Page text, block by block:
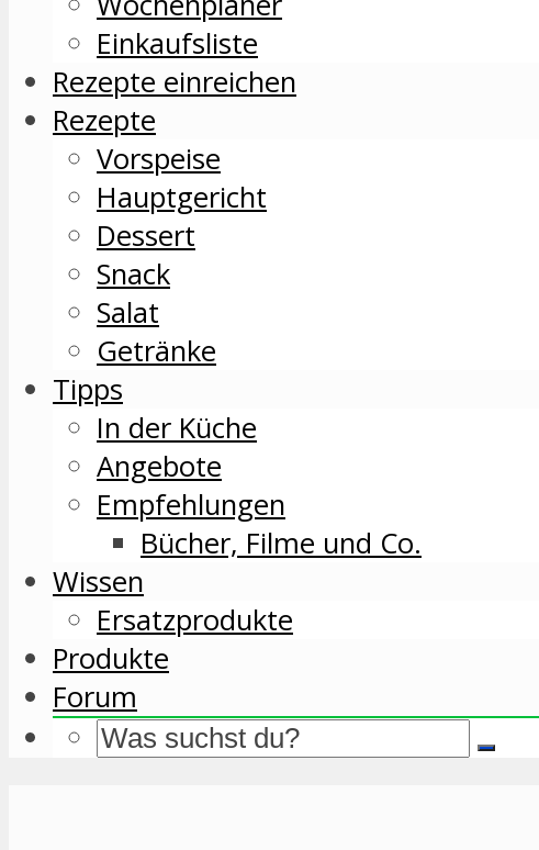
Einkaufsliste
Rezepte einreichen
Rezepte
Vorspeise
Hauptgericht
Dessert
Snack
Salat
Getränke
Tipps
In der Küche
Angebote
Empfehlungen
Bücher, Filme und Co.
Wissen
Ersatzprodukte
Produkte
Forum